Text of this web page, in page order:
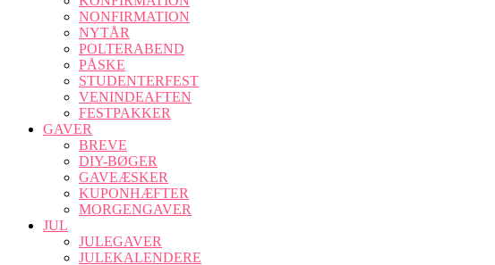
NONFIRMATION
NYTÅR
POLTERABEND
PÅSKE
STUDENTERFEST
VENINDEAFTEN
FESTPAKKER
GAVER
BREVE
DIY-BØGER
GAVEÆSKER
KUPONHÆFTER
MORGENGAVER
JUL
JULEGAVER
JULEKALENDERE